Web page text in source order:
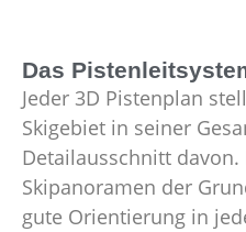
Das
Jeder 3D Pistenplan
Skigebiet in seiner
Detailausschnitt
Skipanoramen der
gute Orientierung in